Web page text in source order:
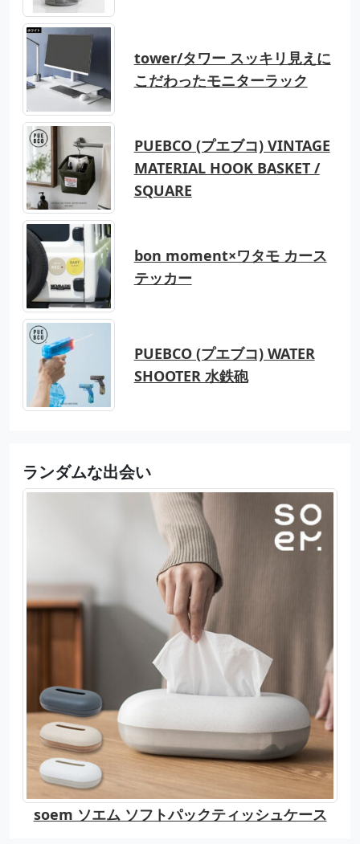
tower/タワー スッキリ見えに
こだわったモニターラック
PUEBCO (プエブコ) VINTAGE
MATERIAL HOOK BASKET /
SQUARE
bon moment×ワタモ カース
テッカー
PUEBCO (プエブコ) WATER
SHOOTER 水鉄砲
ランダムな出会い
soem ソエム ソフトパックティッシュケース